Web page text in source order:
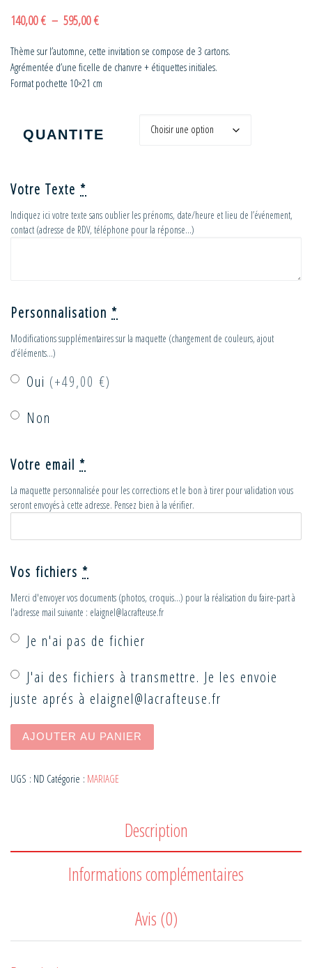
140,00€ – 595,00€Plage de prix : 140,00 € à 595,00 €
Thème sur l’automne, cette invitation se compose de 3 cartons.
Agrémentée d’une ficelle de chanvre + étiquettes initiales.
Format pochette 10×21 cm
QUANTITE
Votre Texte *
Indiquez ici votre texte sans oublier les prénoms, date/heure et lieu de l’événement,
contact (adresse de RDV, téléphone pour la réponse…)
Personnalisation *
Modifications supplémentaires sur la maquette (changement de couleurs, ajout
d’éléments…)
Oui (+49,00 €)
Non
Votre email *
La maquette personnalisée pour les corrections et le bon à tirer pour validation vous
seront envoyés à cette adresse. Pensez bien à la vérifier.
Vos fichiers *
Merci d'envoyer vos documents (photos, croquis...) pour la réalisation du faire-part à
l'adresse mail suivante : elaignel@lacrafteuse.fr
Je n'ai pas de fichier
J'ai des fichiers à transmettre. Je les envoie
juste aprés à elaignel@lacrafteuse.fr
quantité de Invitation AUTOMNE PEP'S
AJOUTER AU PANIER
UGS : ND Catégorie : MARIAGE
Description
Informations complémentaires
Avis (0)